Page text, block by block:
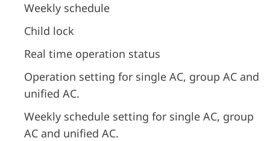
Weekly schedule
Child lock
Real time operation status
Operation setting for single AC, group AC and
unified AC.
Weekly schedule setting for single AC, group
AC and unified AC.